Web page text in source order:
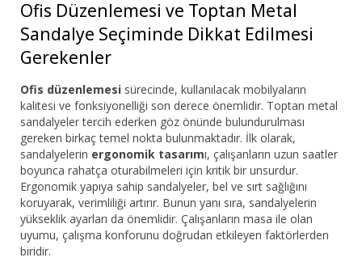
Ofis Düzenlemesi ve Toptan Metal
Sandalye Seçiminde Dikkat Edilmesi
Gerekenler
Ofis düzenlemesi sürecinde, kullanılacak mobilyaların
kalitesi ve fonksiyonelliği son derece önemlidir. Toptan metal
sandalyeler tercih ederken göz önünde bulundurulması
gereken birkaç temel nokta bulunmaktadır. İlk olarak,
sandalyelerin ergonomik tasarımı, çalışanların uzun saatler
boyunca rahatça oturabilmeleri için kritik bir unsurdur.
Ergonomik yapıya sahip sandalyeler, bel ve sırt sağlığını
koruyarak, verimliliği artırır. Bunun yanı sıra, sandalyelerin
yükseklik ayarları da önemlidir. Çalışanların masa ile olan
uyumu, çalışma konforunu doğrudan etkileyen faktörlerden
biridir.